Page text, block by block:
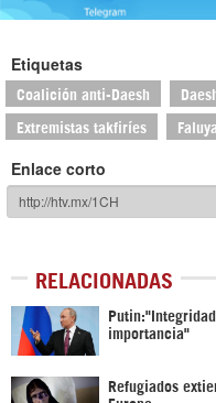
Etiquetas
Coalición anti-Daesh
Extremistas takfiríes Faluya
Enlace corto
RELACIONADAS
importancia"
Refugiados